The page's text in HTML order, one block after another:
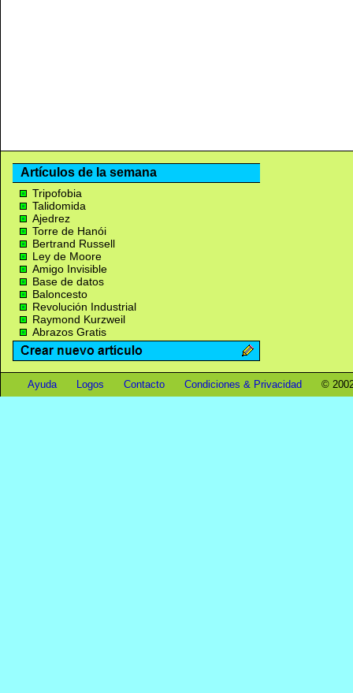
Artículos de la semana
Tripofobia
Talidomida
Ajedrez
Torre de Hanói
Bertrand Russell
Ley de Moore
Amigo Invisible
Base de datos
Baloncesto
Revolución Industrial
Raymond Kurzweil
Abrazos Gratis
Ayuda Logos Contacto Condiciones & Privacidad ©